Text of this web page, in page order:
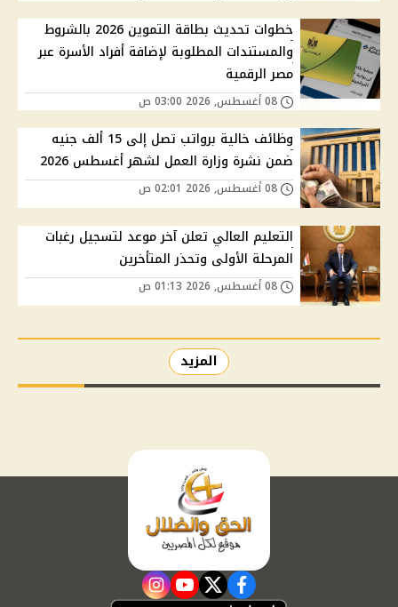
خطوات تحديث بطاقة التموين 2026 بالشروط
والمستندات المطلوبة لإضافة أفراد الأسرة عبر
مصر الرقمية
وظائف خالية برواتب تصل إلى 15 ألف جنيه
ضمن نشرة وزارة العمل لشهر أغسطس 2026
التعليم العالي تعلن آخر موعد لتسجيل رغبات
المرحلة الأولى وتحذر المتأخرين
المزيد
facebook
twitter
youtube
instagram